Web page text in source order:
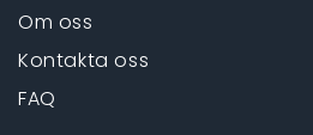
Om oss
Kontakta oss
FAQ